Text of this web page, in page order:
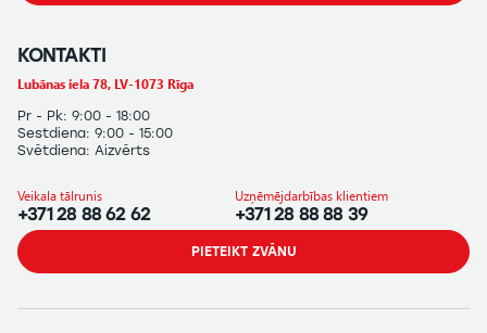
KONTAKTI
Lubānas iela 78, LV-1073 Rīga
Pr - Pk: 9:00 - 18:00
Sestdiena: 9:00 - 15:00
Svētdiena: Aizvērts
Veikala tālrunis
+371 28 88 62 62
Uzņēmējdarbības klientiem
+371 28 88 88 39
PIETEIKT ZVĀNU